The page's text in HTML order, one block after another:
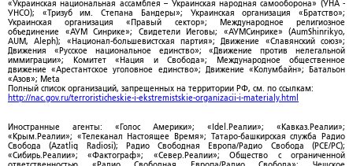
«Украинская национальная ассамблея – Украинская народная самооборона» (УНА -
УНСО); «Тризуб им. Степана Бандеры»; Украинская организация «Братство»;
Украинская организация «Правый сектор»; Международное религиозное
объединение «АУМ Синрике»; Свидетели Иеговы; «АУМСинрике» (AumShinrikyo,
AUM, Aleph); «Национал-большевистская партия»; Движение «Славянский союз»;
Движения «Русское национальное единство»; «Движение против нелегальной
иммиграции»; Комитет «Нация и Свобода»; Международное общественное
движение «Арестантское уголовное единство»; Движение «Колумбайн»; Батальон
«Азов»; Meta
Полный список организаций, запрещенных на территории РФ, см. по ссылкам:
http://nac.gov.ru/terroristicheskie-i-ekstremistskie-organizacii-i-materialy.html
Иностранные агенты: «Голос Америки»; «Idel.Реалии»; «Кавказ.Реалии»;
«Крым.Реалии»; «Телеканал Настоящее Время»; Татаро-башкирская служба Радио
Свобода (Azatliq Radiosi); Радио Свободная Европа/Радио Свобода (PCE/PC);
«Сибирь.Реалии»; «Фактограф»; «Север.Реалии»; Общество с ограниченной